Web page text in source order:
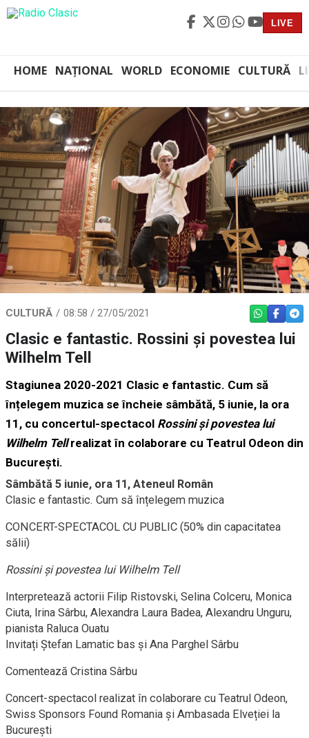
LIVE
HOME NAȚIONAL WORLD ECONOMIE CULTURĂ
CULTURĂ 08:58 / 27/05/2021 WHATSAPP
Clasic e fantastic. Rossini și povestea lui
Wilhelm Tell
Stagiunea 2020-2021 Clasic e fantastic. Cum să
înțelegem muzica se încheie sâmbătă, 5 iunie, la ora
11, cu concertul-spectacol Rossini și povestea lui
Wilhelm Tellrealizat în colaborare cu Teatrul Odeon din
București.
Sâmbătă 5 iunie, ora 11, Ateneul Român
Clasic e fantastic. Cum să înțelegem muzica
CONCERT-SPECTACOL CU PUBLIC (50% din capacitatea
sălii)
Rossini și povestea lui Wilhelm Tell
Interpretează actorii Filip Ristovski, Selina Colceru, Monica
Ciuta, Irina Sârbu, Alexandra Laura Badea, Alexandru Unguru,
pianista Raluca Ouatu
Invitați Ștefan Lamatic bas și Ana Parghel Sârbu
Comentează Cristina Sârbu
Concert-spectacol realizat în colaborare cu Teatrul Odeon,
Swiss Sponsors Found Romania și Ambasada Elveției la
București